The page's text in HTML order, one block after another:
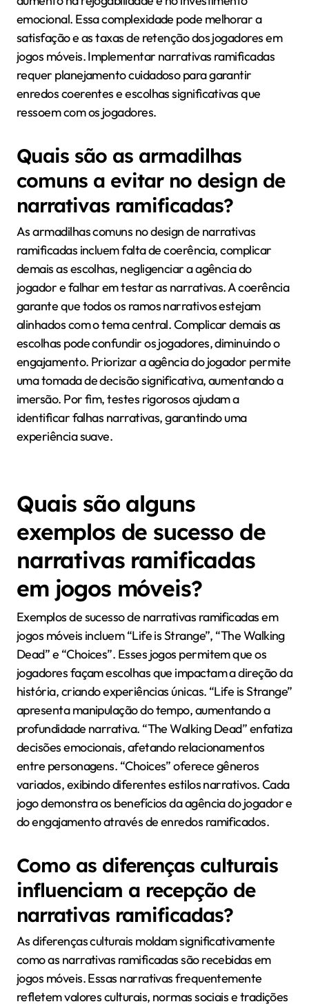
recursos de forma eficaz é crucial, pois ramificações
extensas podem levar a um aumento no tempo e nos
custos de desenvolvimento. Equilibrar esses fatores é
essencial para uma implementação bem-sucedida
em jogos móveis.
narrativa pode afetar o
desempenho do jogo?
A complexidade narrativa melhora o desempenho do
jogo ao criar experiências imersivas que envolvem os
jogadores. Narrativas ramificadas permitem
escolhas diversificadas dos jogadores, levando a um
aumento na rejogabilidade e no investimento
emocional. Essa complexidade pode melhorar a
satisfação e as taxas de retenção dos jogadores em
jogos móveis. Implementar narrativas ramificadas
requer planejamento cuidadoso para garantir
enredos coerentes e escolhas significativas que
ressoem com os jogadores.
Quais são as armadilhas
narrativas ramificadas?
As armadilhas comuns no design de narrativas
ramificadas incluem falta de coerência, complicar
demais as escolhas, negligenciar a agência do
jogador e falhar em testar as narrativas. A coerência
garante que todos os ramos narrativos estejam
alinhados com o tema central. Complicar demais as
escolhas pode confundir os jogadores, diminuindo o
engajamento. Priorizar a agência do jogador permite
uma tomada de decisão significativa, aumentando a
imersão. Por fim, testes rigorosos ajudam a
identificar falhas narrativas, garantindo uma
experiência suave.
Quais são alguns
exemplos de sucesso de
narrativas ramificadas